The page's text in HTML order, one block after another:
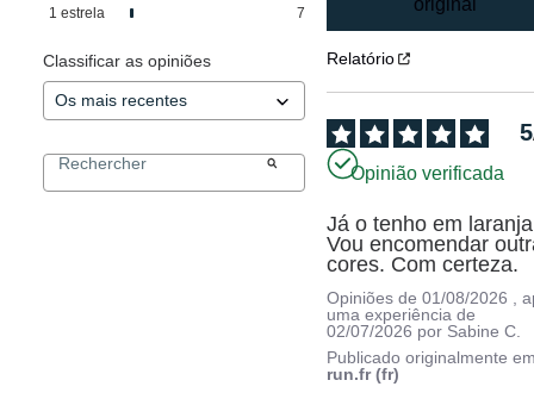
1 estrela 7
Classificar as opiniões Relatório
5
Opinião verificada
Já o tenho em
Vou encomendar
cores. Com certeza.
Opiniões de01/08/2026 ,
uma experiência de
02/07/2026 por Sabine C.
Publicado originalmente
run.fr (fr)